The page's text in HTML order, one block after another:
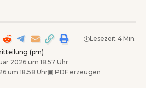
(pm)
2026 um 18.57 Uhr
um 18.58 Uhr▣ PDF erzeugen
Lesezeit 4 Min.